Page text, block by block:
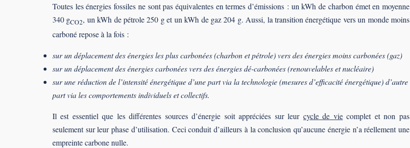
Toutes les énergies fossiles ne sont pas équivalentes en termes d’émissions : un kWh de charbon émet en moyenne
340 gCO2, un kWh de pétrole 250 g et un kWh de gaz 204 g. Aussi, la transition énergétique vers un monde moins
carboné repose à la fois :
sur un déplacement des énergies les plus carbonées (charbon et pétrole) vers des énergies moins carbonées (gaz)
sur un déplacement des énergies carbonées vers des énergies dé-carbonées (renouvelables et nucléaire)
sur une réduction de l’intensité énergétique d’une part via la technologie (mesures d’efficacité énergétique) d’autre
part via les comportements individuels et collectifs.
Il est essentiel que les différentes sources d’énergie soit appréciées sur leur cycle de vie complet et non pas
seulement sur leur phase d’utilisation. Ceci conduit d’ailleurs à la conclusion qu’aucune énergie n’a réellement une
empreinte carbone nulle.